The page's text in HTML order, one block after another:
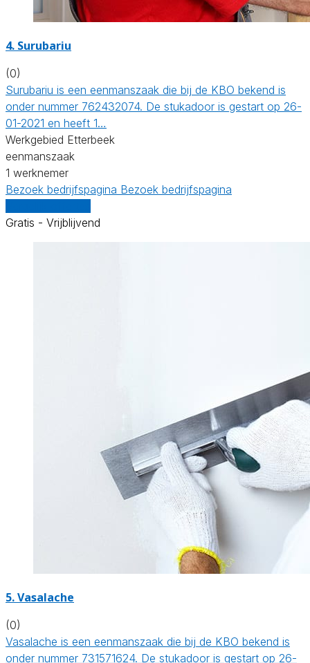
4. Surubariu
(0)
Surubariu is een eenmanszaak die bij de KBO bekend is
onder nummer 762432074. De stukadoor is gestart op 26-
01-2021 en heeft 1…
Werkgebied Etterbeek
eenmanszaak
1 werknemer
Bezoek bedrijfspagina Bezoek bedrijfspagina
Gratis - Vrijblijvend
5. Vasalache
(0)
Vasalache is een eenmanszaak die bij de KBO bekend is
onder nummer 731571624. De stukadoor is gestart op 26-